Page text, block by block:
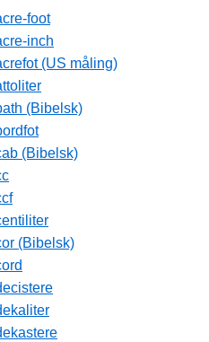
foot
inch
(US måling)
(Bibelsk)
(Bibelsk)
(Bibelsk)